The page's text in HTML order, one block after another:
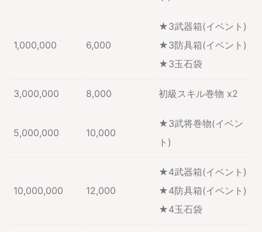
1,000,000 6,000
★3武器箱(イベント)
★3防具箱(イベント)
★3玉石袋
3,000,000 8,000 初級スキル巻物 x2
5,000,000 10,000
★3武将巻物(イベン
ト)
10,000,000 12,000
★4武器箱(イベント)
★4防具箱(イベント)
★4玉石袋